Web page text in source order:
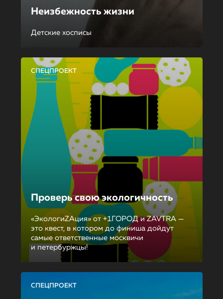
Неизбежность жизни
Детские хосписы
СПЕЦПРОЕКТ
Проверь свою экологичность
«ЭкологиZAция» от +1ГОРОД и ZAVTRA —
это квест, в котором до финиша дойдут
самые ответственные москвичи
и петербуржцы!
СПЕЦПРОЕКТ